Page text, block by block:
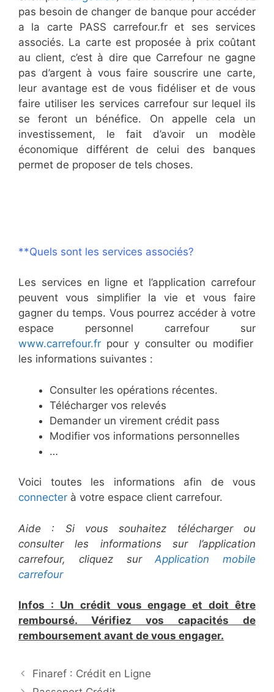
pas besoin de changer de banque pour accéder
a la carte PASS carrefour.fr et ses services
associés. La carte est proposée à prix coûtant
au client, c’est à dire que Carrefour ne gagne
pas d’argent à vous faire souscrire une carte,
leur avantage est de vous fidéliser et de vous
faire utiliser les services carrefour sur lequel ils
se feront un bénéfice. On appelle cela un
investissement, le fait d’avoir un modèle
économique différent de celui des banques
permet de proposer de tels choses.
**Quels sont les services associés?
Les services en ligne et l’application carrefour
peuvent vous simplifier la vie et vous faire
gagner du temps. Vous pourrez accéder à votre
espace personnel carrefour sur
www.carrefour.fr pour y consulter ou modifier
les informations suivantes :
Consulter les opérations récentes.
Télécharger vos relevés
Demander un virement crédit pass
Modifier vos informations personnelles
…
Voici toutes les informations afin de vous
connecter à votre espace client carrefour.
Aide : Si vous souhaitez télécharger ou
consulter les informations sur l’application
carrefour, cliquez surApplication mobile
carrefour
Infos : Un crédit vous engage et doit être
remboursé. Vérifiez vos capacités de
remboursement avant de vous engager.
N
a
Finaref : Crédit en Ligne